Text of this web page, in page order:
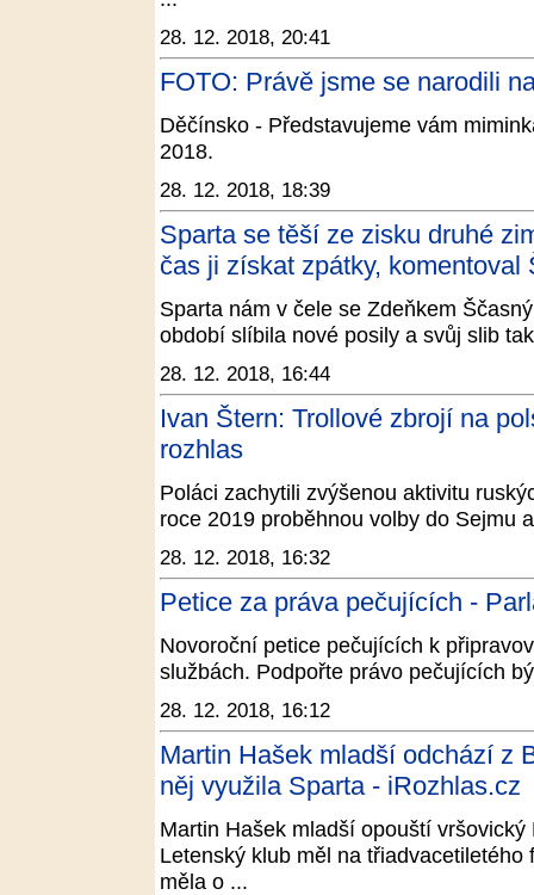
28. 12. 2018, 20:41
FOTO: Právě jsme se narodili
Děčínsko - Představujeme vám
2018.
28. 12. 2018, 18:39
Sparta se těší ze zisku druhé
čas ji získat zpátky, komentoval
Sparta nám v čele se Zdeňkem
období slíbila nové posily a svůj slib
28. 12. 2018, 16:44
Ivan Štern: Trollové zbrojí na
rozhlas
Poláci zachytili zvýšenou aktivitu
roce 2019 proběhnou volby do Sejmu
28. 12. 2018, 16:32
Petice za práva pečujících -
Novoroční petice pečujících k
službách. Podpořte právo pečujících
28. 12. 2018, 16:12
Martin Hašek mladší odchází z
něj využila Sparta - iRozhlas.cz
Martin Hašek mladší opouští
Letenský klub měl na
měla o ...